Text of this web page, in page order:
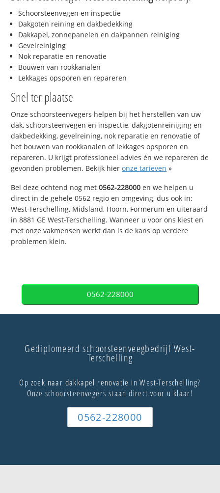
Schoorsteenvegen en inspectie
Dakgoten reining en dakbedekking
Dakkapel, zonnepanelen en dakpannen reiniging
Gevelreiniging
Nok reparatie en renovatie
Bouwen van rookkanalen
Lekkages opsporen en repareren
Snel ter plaatse
Onze schoorsteenvegers helpen bij het herstellen van uw
dak, schoorsteenvegen en inspectie, dakgotenreiniging en
dakbedekking, gevelreining, nok reparatie en renovatie of
het bouwen van rookkanalen of lekkages opsporen en
repareren. U krijgt professioneel advies én we repareren de
gevonden problemen. Bekijk hieronze tarieven »
Bel deze ochtend nog met0562-228000 en we helpen u
direct in de gehele 0562 regio en omgeving, dus ook in:
West-Terschelling, Midsland, Hoorn, Formerum en uiteraard
in 8881 GE West-Terschelling. Wanneer u voor ons kiest en
met onze vakmensen werkt dan is de kans op verdere
problemen klein.
0562-228000
Gediplomeerd schoorsteenveegbedrijf West-
Terschelling
Op zoek naar dakkapel renovatie in West-Terschelling?
Onze schoorsteenvegers staan direct voor u klaar!
0562-228000